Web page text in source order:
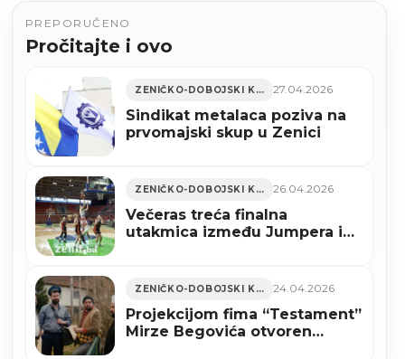
PREPORUČENO
Pročitajte i ovo
ZENIČKO-DOBOJSKI KANTON 27.04.2026
Sindikat metalaca poziva na
prvomajski skup u Zenici
ZENIČKO-DOBOJSKI KANTON 26.04.2026
Večeras treća finalna
utakmica između Jumpera i
ZENIČKO-DOBOJSKI KANTON 24.04.2026
Projekcijom fima “Testament”
Mirze Begovića otvoren